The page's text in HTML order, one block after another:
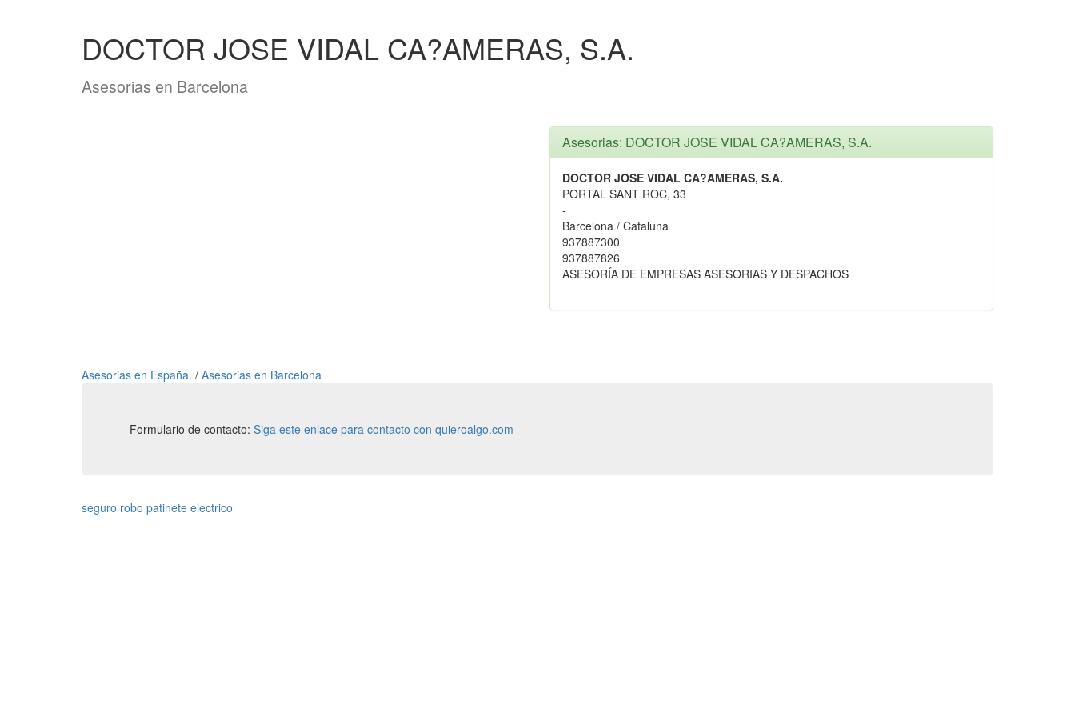
DOCTOR JOSE VIDAL CA?AMERAS, S.A.
Asesorias en Barcelona
Asesorias: DOCTOR JOSE VIDAL CA?AMERAS, S.A.
DOCTOR JOSE VIDAL CA?AMERAS, S.A.
PORTAL SANT ROC, 33
-
Barcelona / Cataluna
937887300
937887826
ASESORÍA DE EMPRESAS ASESORIAS Y DESPACHOS
Asesorias en España. / Asesorias en Barcelona
Formulario de contacto: Siga este enlace para contacto con quieroalgo.com
seguro robo patinete electrico